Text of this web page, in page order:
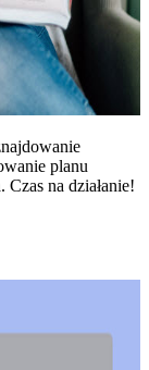
planu
na działanie!